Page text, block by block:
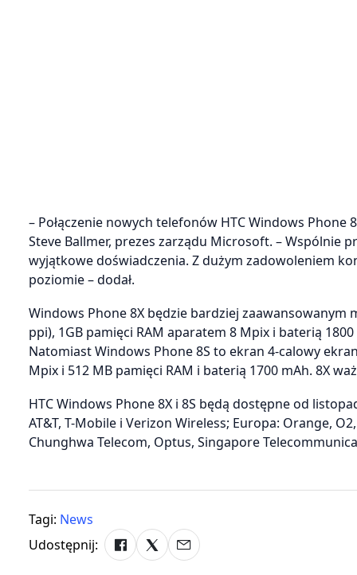
– Połączenie nowych telefonów HTC Windows
Steve Ballmer, prezes zarządu Microsoft. –
wyjątkowe doświadczenia. Z dużym zadowoleniem
poziomie – dodał.
Windows Phone 8X będzie bardziej zaawansowanym
ppi), 1GB pamięci RAM aparatem 8 Mpix i baterią
Natomiast Windows Phone 8S to ekran 4-calowy
Mpix i 512 MB pamięci RAM i baterią 1700 mAh. 8X
HTC Windows Phone 8X i 8S będą dostępne od
AT&T, T-Mobile i Verizon Wireless; Europa: Orange,
Chunghwa Telecom, Optus, Singapore
Tagi: News
Udostępnij: